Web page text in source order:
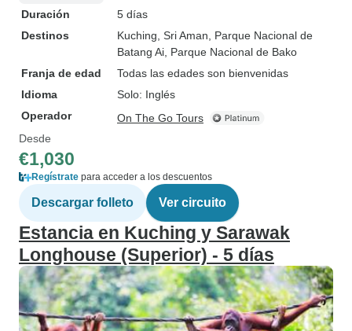
Duración
5 días
Destinos
Kuching , Sri Aman , Parque Nacional de
Batang Ai , Parque Nacional de Bako
Franja de edad
Todas las edades son bienvenidas
Idioma
Solo: Inglés
Operador
On The Go Tours
Desde
€1,030
Regístrate para acceder a los descuentos
Descargar folleto Ver circuito
Estancia en Kuching y Sarawak
Longhouse (Superior) - 5 días